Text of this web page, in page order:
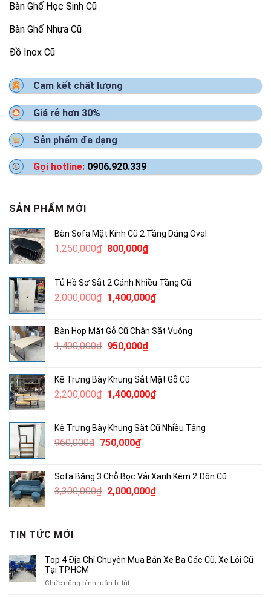
Bàn Ghế Học Sinh Cũ
Bàn Ghế Nhựa Cũ
Đồ Inox Cũ
Cam kết chất lượng
Giá rẻ hơn 30%
Sản phẩm đa dạng
Gọi hotline: 0906.920.339
SẢN PHẨM MỚI
Bàn Sofa Mặt Kính Cũ 2 Tầng Dáng Oval
1,250,000₫ Giá
1,250,000₫.
800,000₫Giá
là:
800,000₫.
Tủ Hồ Sơ Sắt 2 Cánh Nhiều Tầng Cũ
2,000,000₫ Giá
2,000,000₫.
1,400,000₫Giá
là:
Bàn Họp Mặt Gỗ Cũ Chân Sắt Vuông
1,400,000₫ Giá
1,400,000₫.
950,000₫Giá
là:
950,000₫.
Kệ Trưng Bày Khung Sắt Mặt Gỗ Cũ
2,200,000₫ Giá
2,200,000₫.
1,400,000₫Giá
là:
Kệ Trưng Bày Khung Sắt Cũ Nhiều Tầng
960,000₫ Giá
960,000₫.
750,000₫Giá
là:
750,000₫.
Sofa Băng 3 Chỗ Bọc Vải Xanh Kèm 2 Đôn Cũ
3,300,000₫ Giá
2,000,000₫Giá
TIN TỨC MỚI
Top 4 Địa Chỉ Chuyên Mua Bán Xe Ba Gác Cũ, Xe Lôi Cũ
Tại TP.HCM
Chức năng bình luận bị tắtở